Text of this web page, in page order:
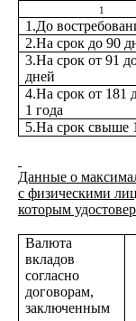
1
1.До
2.На срок до 90
3.На срок от 91
дней
4.На срок от 181
1 года
5.На срок свыше
Данные о
с физическими
которым
Валюта
вкладов
согласно
договорам,
заключенным